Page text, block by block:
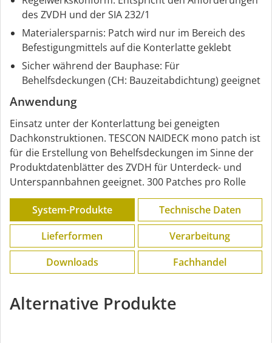
des ZVDH und der SIA 232/1
Materialersparnis: Patch wird nur im Bereich des
Befestigungmittels auf die Konterlatte geklebt
Sicher während der Bauphase: Für
Behelfsdeckungen (CH: Bauzeitabdichtung) geeignet
Anwendung
Einsatz unter der Konterlattung bei geneigten
Dachkonstruktionen. TESCON NAIDECK mono patch ist
für die Erstellung von Behelfsdeckungen im Sinne der
Produktdatenblätter des ZVDH für Unterdeck- und
Unterspannbahnen geeignet. 300 Patches pro Rolle
System-Produkte
Technische Daten
Lieferformen
Verarbeitung
Downloads
Fachhandel
Alternative Produkte